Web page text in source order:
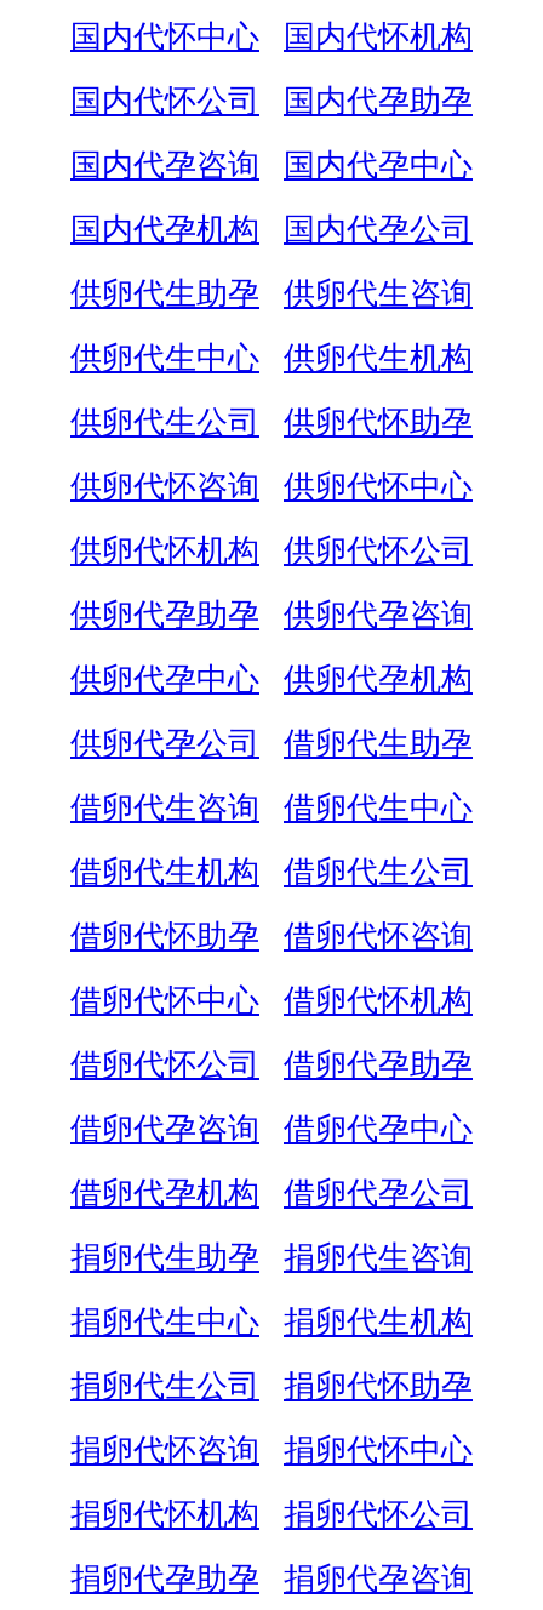
国内代怀中心
国内代怀机构
国内代怀公司
国内代孕助孕
国内代孕咨询
国内代孕中心
国内代孕机构
国内代孕公司
供卵代生助孕
供卵代生咨询
供卵代生中心
供卵代生机构
供卵代生公司
供卵代怀助孕
供卵代怀咨询
供卵代怀中心
供卵代怀机构
供卵代怀公司
供卵代孕助孕
供卵代孕咨询
供卵代孕中心
供卵代孕机构
供卵代孕公司
借卵代生助孕
借卵代生咨询
借卵代生中心
借卵代生机构
借卵代生公司
借卵代怀助孕
借卵代怀咨询
借卵代怀中心
借卵代怀机构
借卵代怀公司
借卵代孕助孕
借卵代孕咨询
借卵代孕中心
借卵代孕机构
借卵代孕公司
捐卵代生助孕
捐卵代生咨询
捐卵代生中心
捐卵代生机构
捐卵代生公司
捐卵代怀助孕
捐卵代怀咨询
捐卵代怀中心
捐卵代怀机构
捐卵代怀公司
捐卵代孕助孕
捐卵代孕咨询